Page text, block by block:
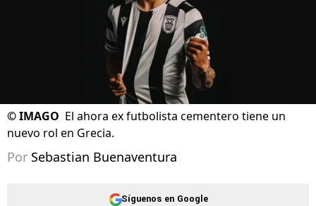
©IMAGO El ahora ex futbolista cementero tiene un
nuevo rol en Grecia.
Por Sebastian Buenaventura
Síguenos en Google